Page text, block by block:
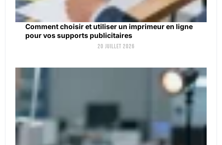
Comment choisir et utiliser un imprimeur en ligne
pour vos supports publicitaires
20 juillet 2026